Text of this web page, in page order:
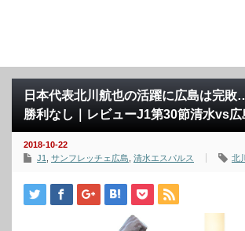
日本代表北川航也の活躍に広島は完
勝利なし｜レビューJ1第30節清水vs広
2018-10-22
J1
サンフレッチェ広島 清水エスパルス 北